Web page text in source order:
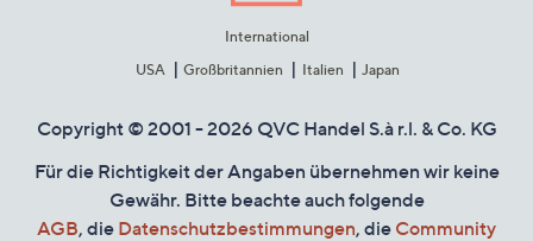
International
USA
Großbritannien Italien Japan
Copyright © 2001 - 2026 QVC Handel S.à r.l. & Co. KG
Für die Richtigkeit der Angaben übernehmen wir keine
Gewähr. Bitte beachte auch folgende
AGB, die Datenschutzbestimmungen, die Community